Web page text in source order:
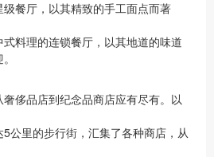
餐厅，以其精致的手工面点而著
料理的连锁餐厅，以其地道的味道
侈品店到纪念品商店应有尽有。以
公里的步行街，汇集了各种商店，从